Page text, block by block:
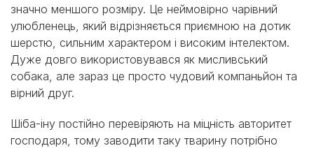
значно меншого розміру. Це неймовірно чарівний
улюбленець, який відрізняється приємною на дотик
шерстю, сильним характером і високим інтелектом.
Дуже довго використовувався як мисливський
собака, але зараз це просто чудовий компаньйон та
вірний друг.
Шіба-іну постійно перевіряють на міцність авторитет
господаря, тому заводити таку тварину потрібно